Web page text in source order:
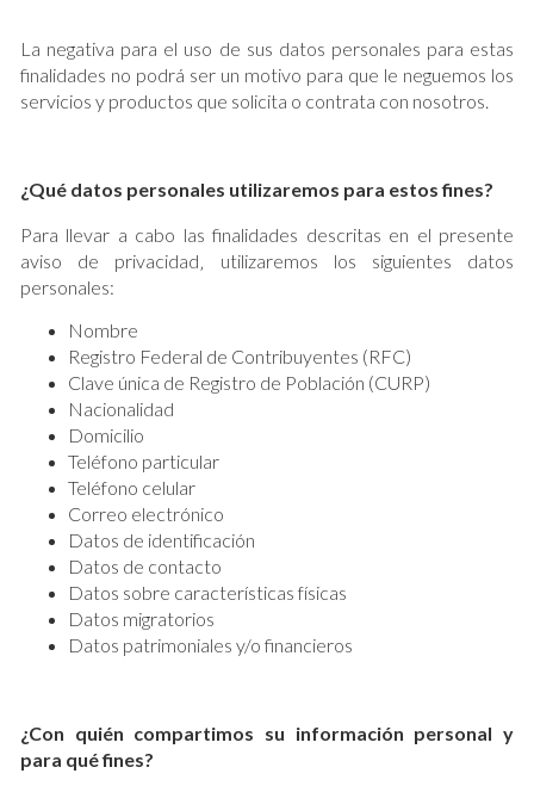
La negativa para el uso de sus datos personales para estas
finalidades no podrá ser un motivo para que le neguemos los
servicios y productos que solicita o contrata con nosotros.
¿Qué datos personales utilizaremos para estos fines?
Para llevar a cabo las finalidades descritas en el presente
aviso de privacidad‚ utilizaremos los siguientes datos
personales:
Nombre
Registro Federal de Contribuyentes (RFC)
Clave única de Registro de Población (CURP)
Nacionalidad
Domicilio
Teléfono particular
Teléfono celular
Correo electrónico
Datos de identificación
Datos de contacto
Datos sobre características físicas
Datos migratorios
Datos patrimoniales y/o financieros
¿Con quién compartimos su información personal y
para qué fines?